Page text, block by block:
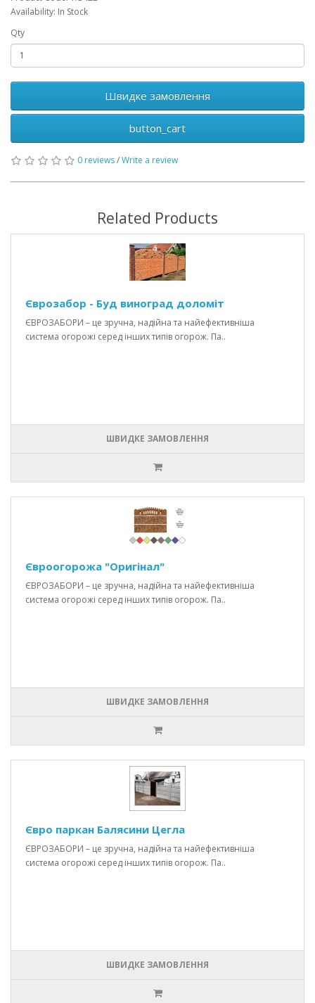
Availability: In Stock
Qty
Швидке замовлення
button_cart
0 reviews/Write a review
Related Products
Єврозабор - Буд виноград доломіт
ЄВРОЗАБОРИ – це зручна, надійна та найефективніша
система огорожі серед інших типів огорож. Па..
ШВИДКЕ ЗАМОВЛЕННЯ
Євроогорожа "Оригінал"
ЄВРОЗАБОРИ – це зручна, надійна та найефективніша
система огорожі серед інших типів огорож. Па..
ШВИДКЕ ЗАМОВЛЕННЯ
Євро паркан Балясини Цегла
ЄВРОЗАБОРИ – це зручна, надійна та найефективніша
система огорожі серед інших типів огорож. Па..
ШВИДКЕ ЗАМОВЛЕННЯ